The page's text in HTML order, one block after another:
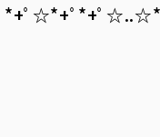
*+ﾟ☆*+ﾟ*+ﾟ